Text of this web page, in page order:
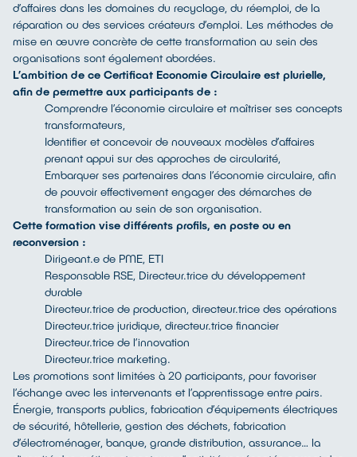
d’affaires dans les domaines du recyclage, du réemploi, de la
réparation ou des services créateurs d’emploi. Les méthodes de
mise en œuvre concrète de cette transformation au sein des
organisations sont également abordées.
L’ambition de ce Certificat Economie Circulaire est plurielle,
afin de permettre aux participants de :
Comprendre l’économie circulaire et maîtriser ses concepts
transformateurs,
Identifier et concevoir de nouveaux modèles d’affaires
prenant appui sur des approches de circularité,
Embarquer ses partenaires dans l’économie circulaire, afin
de pouvoir effectivement engager des démarches de
transformation au sein de son organisation.
Cette formation vise différents profils, en poste ou en
reconversion :
Dirigeant.e de PME, ETI
Responsable RSE, Directeur.trice du développement
durable
Directeur.trice de production, directeur.trice des opérations
Directeur.trice juridique, directeur.trice financier
Directeur.trice de l’innovation
Directeur.trice marketing.
Les promotions sont limitées à 20 participants, pour favoriser
l’échange avec les intervenants et l’apprentissage entre pairs.
Énergie, transports publics, fabrication d’équipements électriques
de sécurité, hôtellerie, gestion des déchets, fabrication
d’électroménager, banque, grande distribution, assurance… la